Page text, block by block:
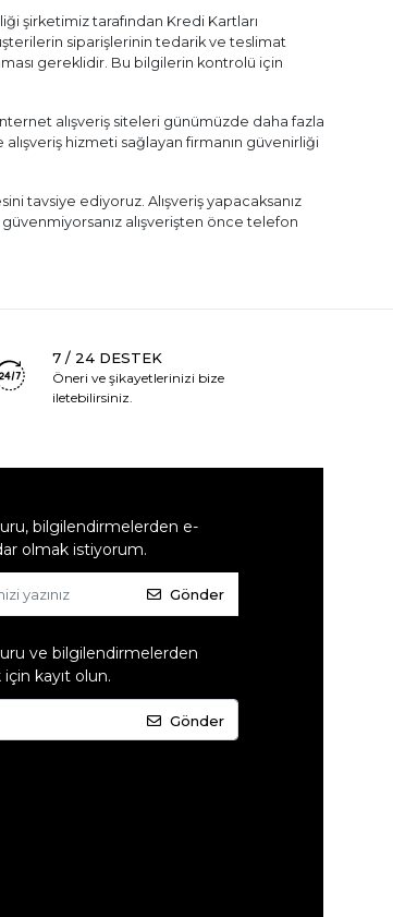
şirketimiz tarafından Kredi Kartları
siparişlerinin tedarik ve teslimat
gereklidir. Bu bilgilerin kontrolü için
alışveriş siteleri günümüzde daha fazla
hizmeti sağlayan firmanın güvenirliği
tavsiye ediyoruz. Alışveriş yapacaksanız
alışverişten önce telefon
7 / 24 DESTEK
Öneri ve şikayetlerinizi bize
iletebilirsiniz.
bilgilendirmelerden e-
olmak istiyorum.
Gönder
ve bilgilendirmelerden
kayıt olun.
Gönder